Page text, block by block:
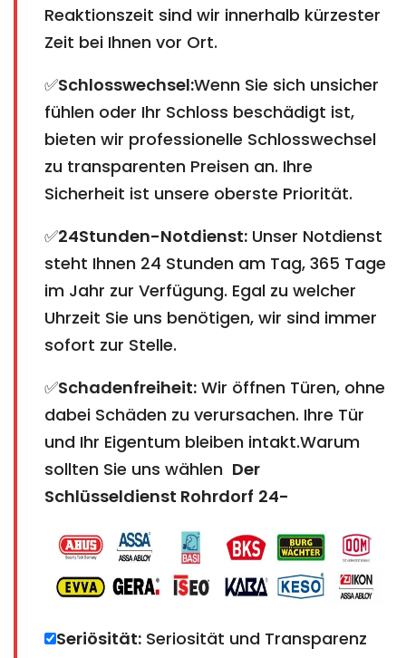
Reaktionszeit sind wir innerhalb kürzester
Zeit bei Ihnen vor Ort.
✅Schlosswechsel:Wenn Sie sich unsicher
fühlen oder Ihr Schloss beschädigt ist,
bieten wir professionelle Schlosswechsel
zu transparenten Preisen an. Ihre
Sicherheit ist unsere oberste Priorität.
✅24Stunden-Notdienst: Unser Notdienst
steht Ihnen 24 Stunden am Tag, 365 Tage
im Jahr zur Verfügung. Egal zu welcher
Uhrzeit Sie uns benötigen, wir sind immer
sofort zur Stelle.
✅Schadenfreiheit: Wir öffnen Türen, ohne
dabei Schäden zu verursachen. Ihre Tür
und Ihr Eigentum bleiben intakt.Warum
sollten Sie uns wählen Der
Schlüsseldienst Rohrdorf 24-
Seriösität: Seriosität und Transparenz